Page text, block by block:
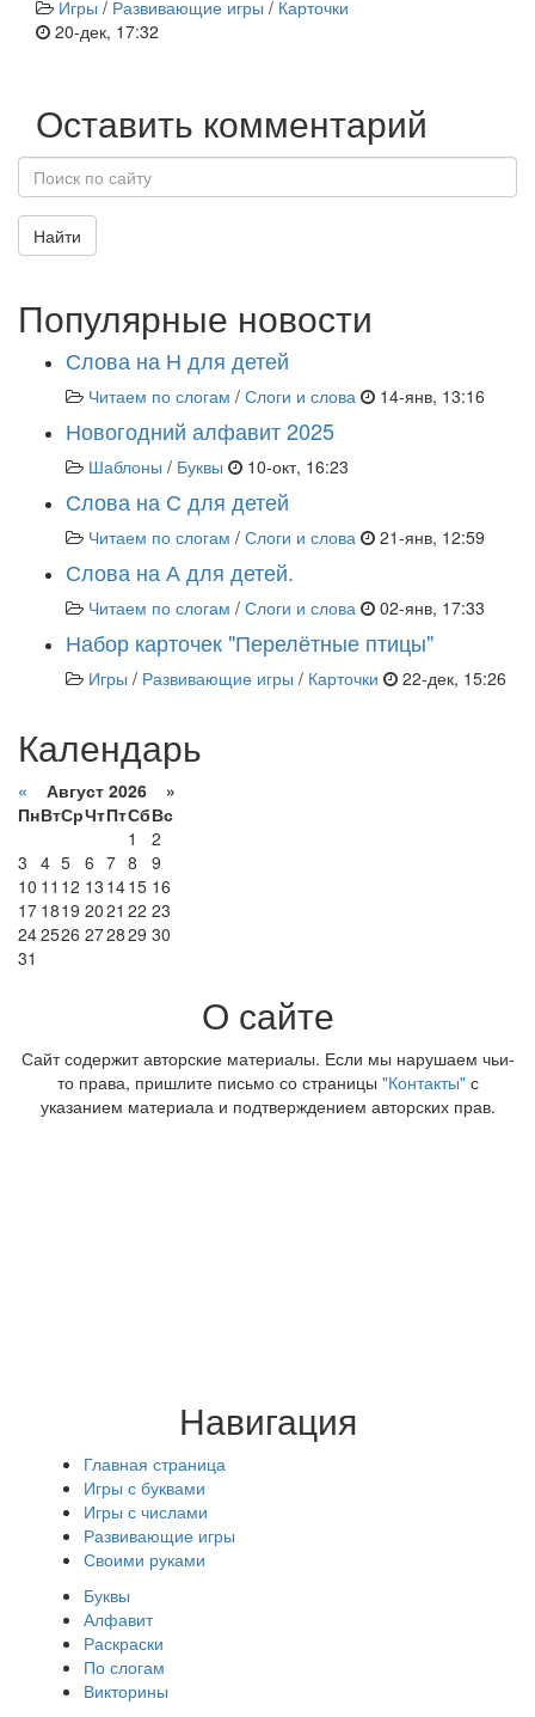
Игры / Развивающие игры / Карточки
20-дек, 17:32
Оставить комментарий
Найти
Популярные новости
Слова на Н для детей
Читаем по слогам / Слоги и слова 14-янв, 13:16
Новогодний алфавит 2025
Шаблоны / Буквы 10-окт, 16:23
Слова на С для детей
Читаем по слогам / Слоги и слова 21-янв, 12:59
Слова на А для детей.
Читаем по слогам / Слоги и слова 02-янв, 17:33
Набор карточек "Перелётные птицы"
Игры / Развивающие игры / Карточки 22-дек, 15:26
Календарь
« Август 2026 »
ПнВтСрЧтПтСбВс
1
2
3 4 5 6 7 8
9
10 11 12 13 1415 16
17 1819 2021 22 23
242526 272829 30
31
О сайте
Сайт содержит авторские материалы. Если мы нарушаем чьи-
то права, пришлите письмо со страницы "Контакты"с
указанием материала и подтверждением авторских прав.
Навигация
Главная страница
Игры с буквами
Игры с числами
Развивающие игры
Своими руками
Буквы
Алфавит
Раскраски
По слогам
Викторины